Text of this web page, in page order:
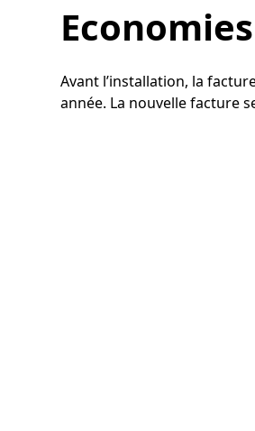
Economies
Avant l’installation, la
année. La nouvelle facture